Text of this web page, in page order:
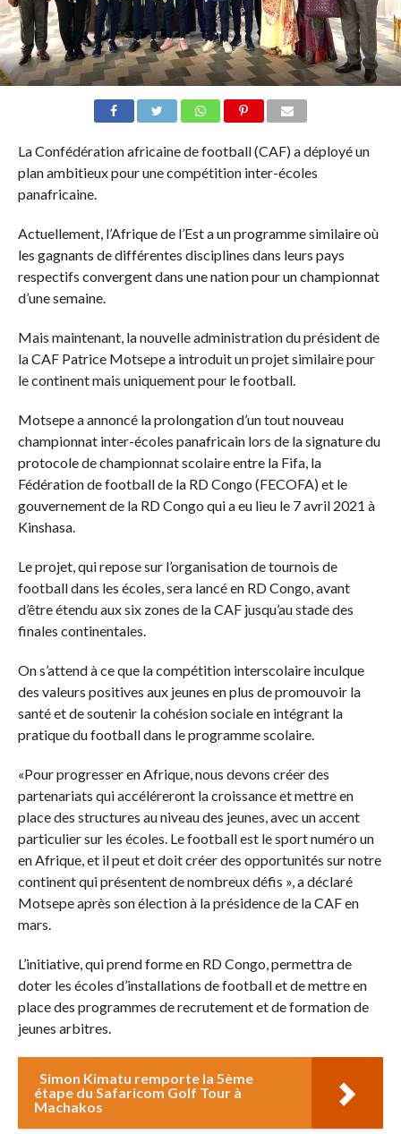
La Confédération africaine de football (CAF) a déployé un
plan ambitieux pour une compétition inter-écoles
panafricaine.
Actuellement, l’Afrique de l’Est a un programme similaire où
les gagnants de différentes disciplines dans leurs pays
respectifs convergent dans une nation pour un championnat
d’une semaine.
Mais maintenant, la nouvelle administration du président de
la CAF Patrice Motsepe a introduit un projet similaire pour
le continent mais uniquement pour le football.
Motsepe a annoncé la prolongation d’un tout nouveau
championnat inter-écoles panafricain lors de la signature du
protocole de championnat scolaire entre la Fifa, la
Fédération de football de la RD Congo (FECOFA) et le
gouvernement de la RD Congo qui a eu lieu le 7 avril 2021 à
Kinshasa.
Le projet, qui repose sur l’organisation de tournois de
football dans les écoles, sera lancé en RD Congo, avant
d’être étendu aux six zones de la CAF jusqu’au stade des
finales continentales.
On s’attend à ce que la compétition interscolaire inculque
des valeurs positives aux jeunes en plus de promouvoir la
santé et de soutenir la cohésion sociale en intégrant la
pratique du football dans le programme scolaire.
«Pour progresser en Afrique, nous devons créer des
partenariats qui accéléreront la croissance et mettre en
place des structures au niveau des jeunes, avec un accent
particulier sur les écoles. Le football est le sport numéro un
en Afrique, et il peut et doit créer des opportunités sur notre
continent qui présentent de nombreux défis », a déclaré
Motsepe après son élection à la présidence de la CAF en
mars.
L’initiative, qui prend forme en RD Congo, permettra de
doter les écoles d’installations de football et de mettre en
place des programmes de recrutement et de formation de
jeunes arbitres.
Simon Kimatu remporte la 5ème
étape du Safaricom Golf Tour à
Machakos